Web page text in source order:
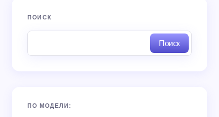
ПОИСК
Поиск
ПО МОДЕЛИ: